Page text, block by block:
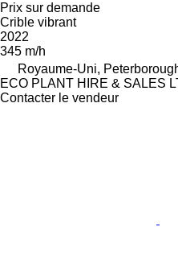
Prix sur demande
Crible vibrant
2022
345 m/h
Royaume-Uni,
ECO PLANT HIRE & SALES
Contacter le vendeur